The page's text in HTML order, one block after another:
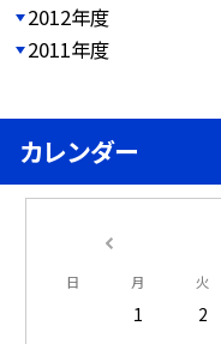
2012年度
2011年度
カレンダー
日 月 火
1 2